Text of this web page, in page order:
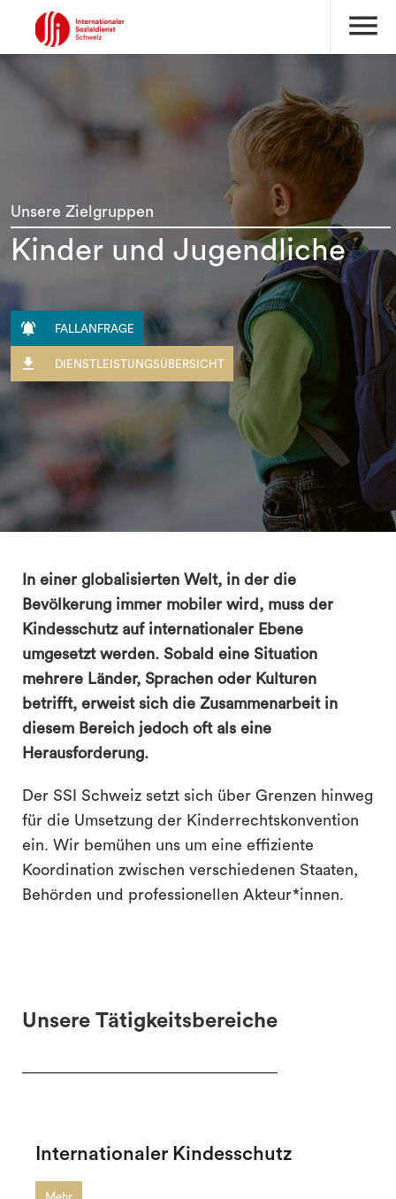
menu
Unsere Zielgruppen
Kinder und Jugendliche
 FALLANFRAGE
 DIENSTLEISTUNGSÜBERSICHT
In einer globalisierten Welt, in der die
Bevölkerung immer mobiler wird, muss der
Kindesschutz auf internationaler Ebene
umgesetzt werden. Sobald eine Situation
mehrere Länder, Sprachen oder Kulturen
betrifft, erweist sich die Zusammenarbeit in
diesem Bereich jedoch oft als eine
Herausforderung.
Der SSI Schweiz setzt sich über Grenzen hinweg
für die Umsetzung der Kinderrechtskonvention
ein. Wir bemühen uns um eine effiziente
Koordination zwischen verschiedenen Staaten,
Behörden und professionellen Akteur*innen.
Unsere Tätigkeitsbereiche
Internationaler Kindesschutz